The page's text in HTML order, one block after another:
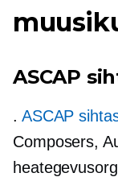
ASCAP
. ASCAP
Composers,